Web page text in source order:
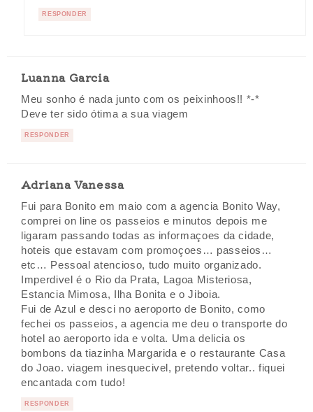
RESPONDER
Luanna Garcia
Meu sonho é nada junto com os peixinhoos!! *-*
Deve ter sido ótima a sua viagem
RESPONDER
Adriana Vanessa
Fui para Bonito em maio com a agencia Bonito Way,
comprei on line os passeios e minutos depois me
ligaram passando todas as informaçoes da cidade,
hoteis que estavam com promoçoes… passeios…
etc… Pessoal atencioso, tudo muito organizado.
Imperdivel é o Rio da Prata, Lagoa Misteriosa,
Estancia Mimosa, Ilha Bonita e o Jiboia.
Fui de Azul e desci no aeroporto de Bonito, como
fechei os passeios, a agencia me deu o transporte do
hotel ao aeroporto ida e volta. Uma delicia os
bombons da tiazinha Margarida e o restaurante Casa
do Joao. viagem inesquecivel, pretendo voltar.. fiquei
encantada com tudo!
RESPONDER